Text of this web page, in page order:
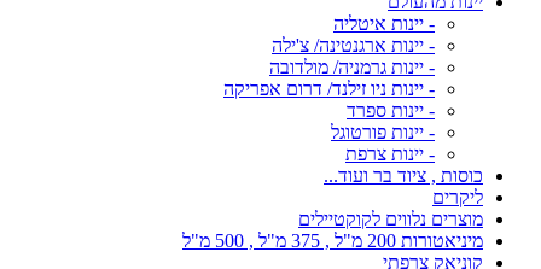
- יינות איטליה
- יינות ארגנטינה/ צ'ילה
- יינות גרמניה/ מולדובה
- יינות ניו זילנד/ דרום אפריקה
- יינות ספרד
- יינות פורטוגל
- יינות צרפת
כוסות , ציוד בר ועוד...
ליקרים
מוצרים נלווים לקוקטיילים
מיניאטורות 200 מ"ל , 375 מ"ל , 500 מ"ל
קוניאק צרפתי